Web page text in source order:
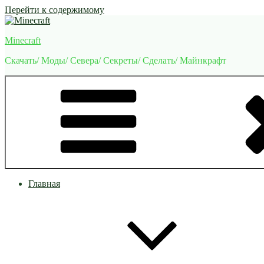
Перейти к содержимому
Minecraft
Скачать/ Моды/ Севера/ Секреты/ Сделать/ Майнкрафт
Главная